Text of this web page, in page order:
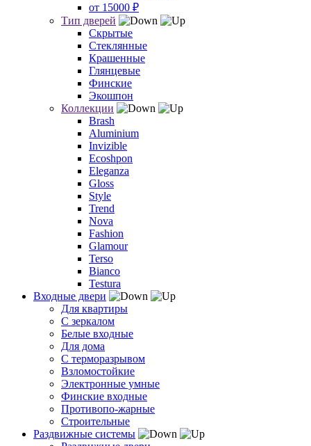
от 15000 ₽
Тип дверей
Скрытые
Стеклянные
Крашенные
Глянцевые
Финские
Экошпон
Коллекции
Brash
Aluminium
Invizible
Ecoshpon
Eleganza
Gloss
Style
Trend
Nova
Fashion
Glamour
Terso
Bianco
Testura
Входные двери
Для квартиры
С зеркалом
Белые входные
Для дома
С терморазрывом
Взломостойкие
Электронные умные
Финские входные
Противопо-жарные
Строительные
Раздвижные системы